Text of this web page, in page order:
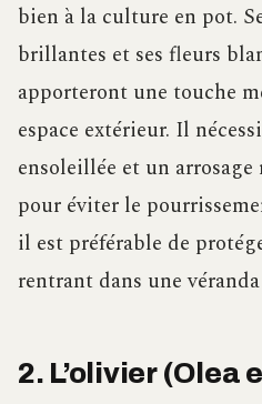
bien à la culture en pot.
brillantes et ses fleurs
apporteront une touche
espace extérieur. Il
ensoleillée et un arrosage
pour éviter le
il est préférable de
rentrant dans une
2. L’olivier (Olea